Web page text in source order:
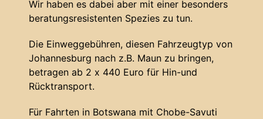
Wir haben es dabei aber mit einer besonders
beratungsresistenten Spezies zu tun.
Die Einweggebühren, diesen Fahrzeugtyp von
Johannesburg nach z.B. Maun zu bringen,
betragen ab 2 x 440 Euro für Hin-und
Rücktransport.
Für Fahrten in Botswana mit Chobe-Savuti